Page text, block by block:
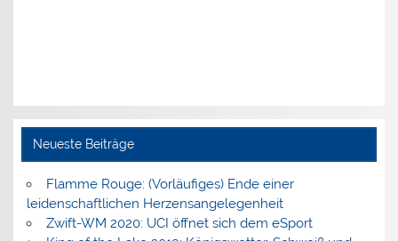
Neueste Beiträge
Flamme Rouge: (Vorläufiges) Ende einer
leidenschaftlichen Herzensangelegenheit
Zwift-WM 2020: UCI öffnet sich dem eSport